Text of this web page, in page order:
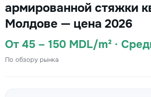
армированной стяжки
Молдове — цена 2026
От 45 – 150 MDL/m² ·
По обзору рынка